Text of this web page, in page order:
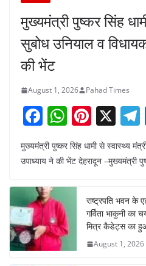
मुख्यमंत्री पुष्कर सिंह
सुबोध उनियाल व
की भेंट
August 1, 2026 Pahad Times
F
a
c
b
o
o
k
W
h
at
A
p
p
Pi
nt
er
e
st
X
el
gr
मुख्यमंत्री पुष्कर सिंह धामी से स्वास्थ्य
उपाध्याय ने की भेंट देहरादून –मुख्यमंत्री
राष्ट्रपति भवन के
गर्विता भाकुनी
मित्र कैडेट्स का
August 1, 2026